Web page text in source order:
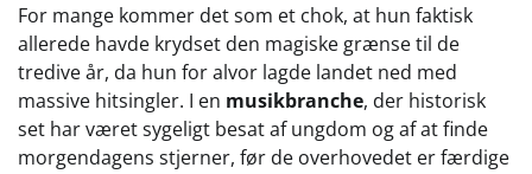
For mange kommer det som et chok, at hun faktisk
allerede havde krydset den magiske grænse til de
tredive år, da hun for alvor lagde landet ned med
massive hitsingler. I en musikbranche, der historisk
set har været sygeligt besat af ungdom og af at finde
morgendagens stjerner, før de overhovedet er færdige